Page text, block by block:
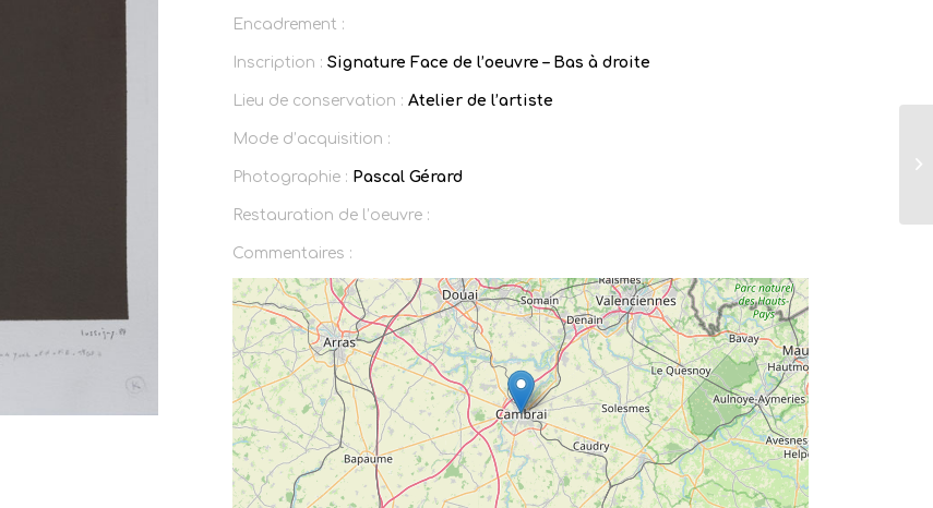
Encadrement :
Inscription : Signature Face de l’oeuvre – Bas à droite
Lieu de conservation : Atelier de l’artiste
Mode d’acquisition :
Photographie : Pascal Gérard
Restauration de l’oeuvre :
Commentaires :